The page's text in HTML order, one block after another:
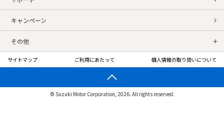
キャンペーン
その他
サイトマップ ご利用にあたって 個人情報の取り扱いについて
© Suzuki Motor Corporation, 2026. All rights reserved.